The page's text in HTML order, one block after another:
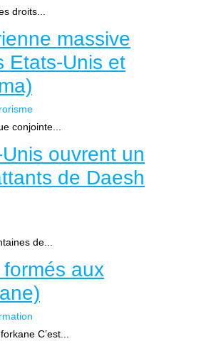
droits...
massive
Etats-Unis et
conjointe...
ouvrent un
de Daesh
de...
aux
C’est...